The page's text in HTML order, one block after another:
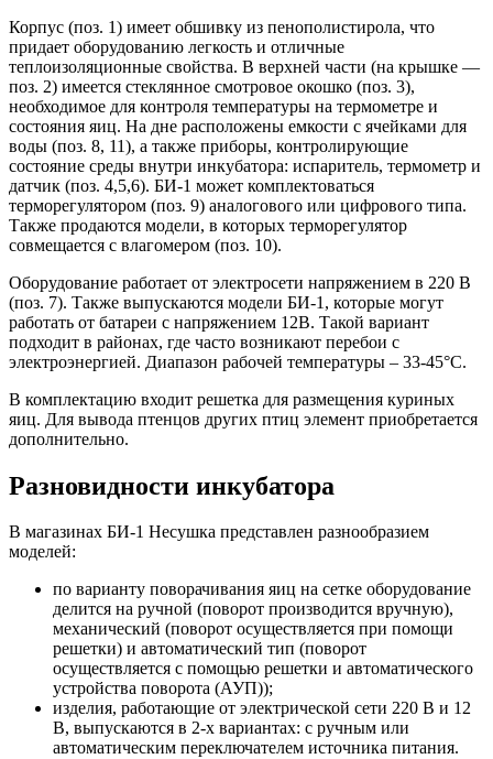
Корпус (поз. 1) имеет обшивку из пенополистирола, что
придает оборудованию легкость и отличные
теплоизоляционные свойства. В верхней части (на крышке —
поз. 2) имеется стеклянное смотровое окошко (поз. 3),
необходимое для контроля температуры на термометре и
состояния яиц. На дне расположены емкости с ячейками для
воды (поз. 8, 11), а также приборы, контролирующие
состояние среды внутри инкубатора: испаритель, термометр и
датчик (поз. 4,5,6). БИ-1 может комплектоваться
терморегулятором (поз. 9) аналогового или цифрового типа.
Также продаются модели, в которых терморегулятор
совмещается с влагомером (поз. 10).
Оборудование работает от электросети напряжением в 220 В
(поз. 7). Также выпускаются модели БИ-1, которые могут
работать от батареи с напряжением 12В. Такой вариант
подходит в районах, где часто возникают перебои с
электроэнергией. Диапазон рабочей температуры – 33-45°C.
В комплектацию входит решетка для размещения куриных
яиц. Для вывода птенцов других птиц элемент приобретается
дополнительно.
Разновидности инкубатора
В магазинах БИ-1 Несушка представлен разнообразием
моделей:
по варианту поворачивания яиц на сетке оборудование
делится на ручной (поворот производится вручную),
механический (поворот осуществляется при помощи
решетки) и автоматический тип (поворот
осуществляется с помощью решетки и автоматического
устройства поворота (АУП));
изделия, работающие от электрической сети 220 В и 12
В, выпускаются в 2-х вариантах: с ручным или
автоматическим переключателем источника питания.